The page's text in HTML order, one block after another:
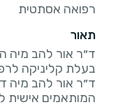
רפואה אסתטית
תאור
ד״ר אור להב מיה
ד״ר אור להב מיה
המותאמים אישית